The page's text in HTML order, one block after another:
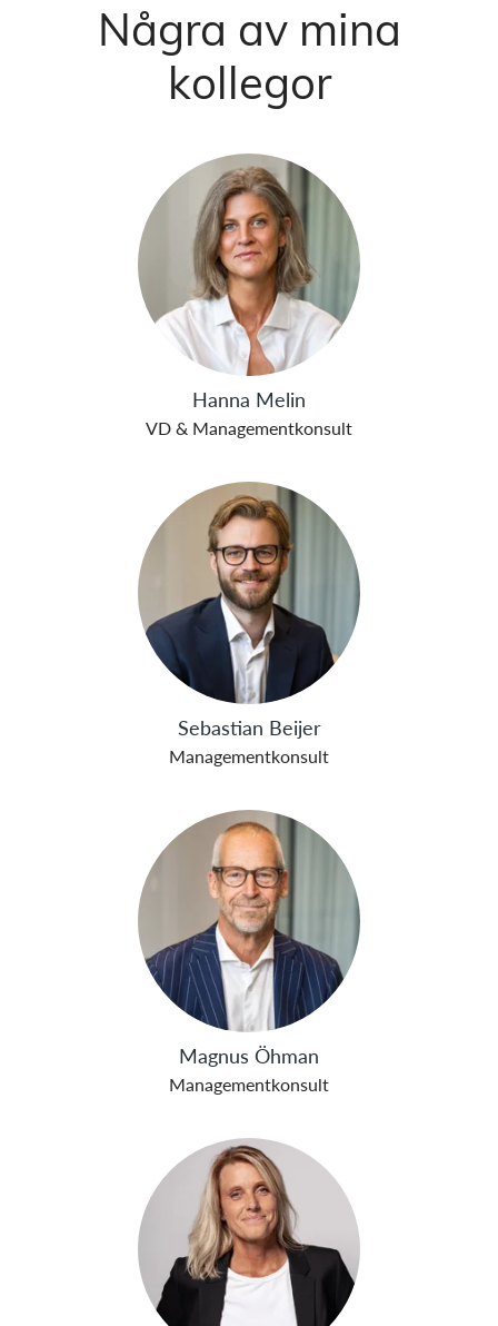
Några av mina
kollegor
Hanna Melin
VD & Managementkonsult
Sebastian Beijer
Managementkonsult
Magnus Öhman
Managementkonsult